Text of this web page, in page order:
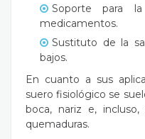
Soporte para
medicamentos.
Sustituto de la
bajos.
En cuanto a sus
suero fisiológico se
boca, nariz e,
quemaduras.